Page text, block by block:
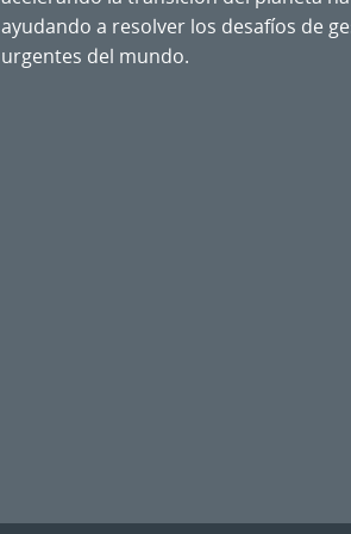
ayudando a resolver los desafíos de
urgentes del mundo.